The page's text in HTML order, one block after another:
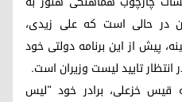
در حالی است که علی زیدی،
پیش‌ از این برنامه دولتی خود
انتظار تایید لیست وزیران است.
خزعلی، برادر خود "لیس